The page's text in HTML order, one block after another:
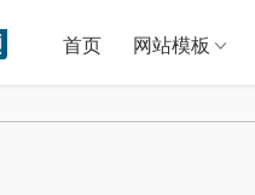
首页 网站模板